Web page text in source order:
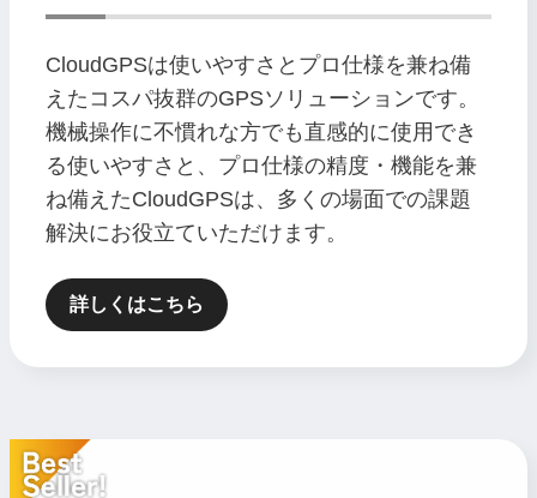
CloudGPSは使いやすさとプロ仕様を兼ね備
えたコスパ抜群のGPSソリューションです。
機械操作に不慣れな方でも直感的に使用でき
る使いやすさと、プロ仕様の精度・機能を兼
ね備えたCloudGPSは、多くの場面での課題
解決にお役立ていただけます。
詳しくはこちら